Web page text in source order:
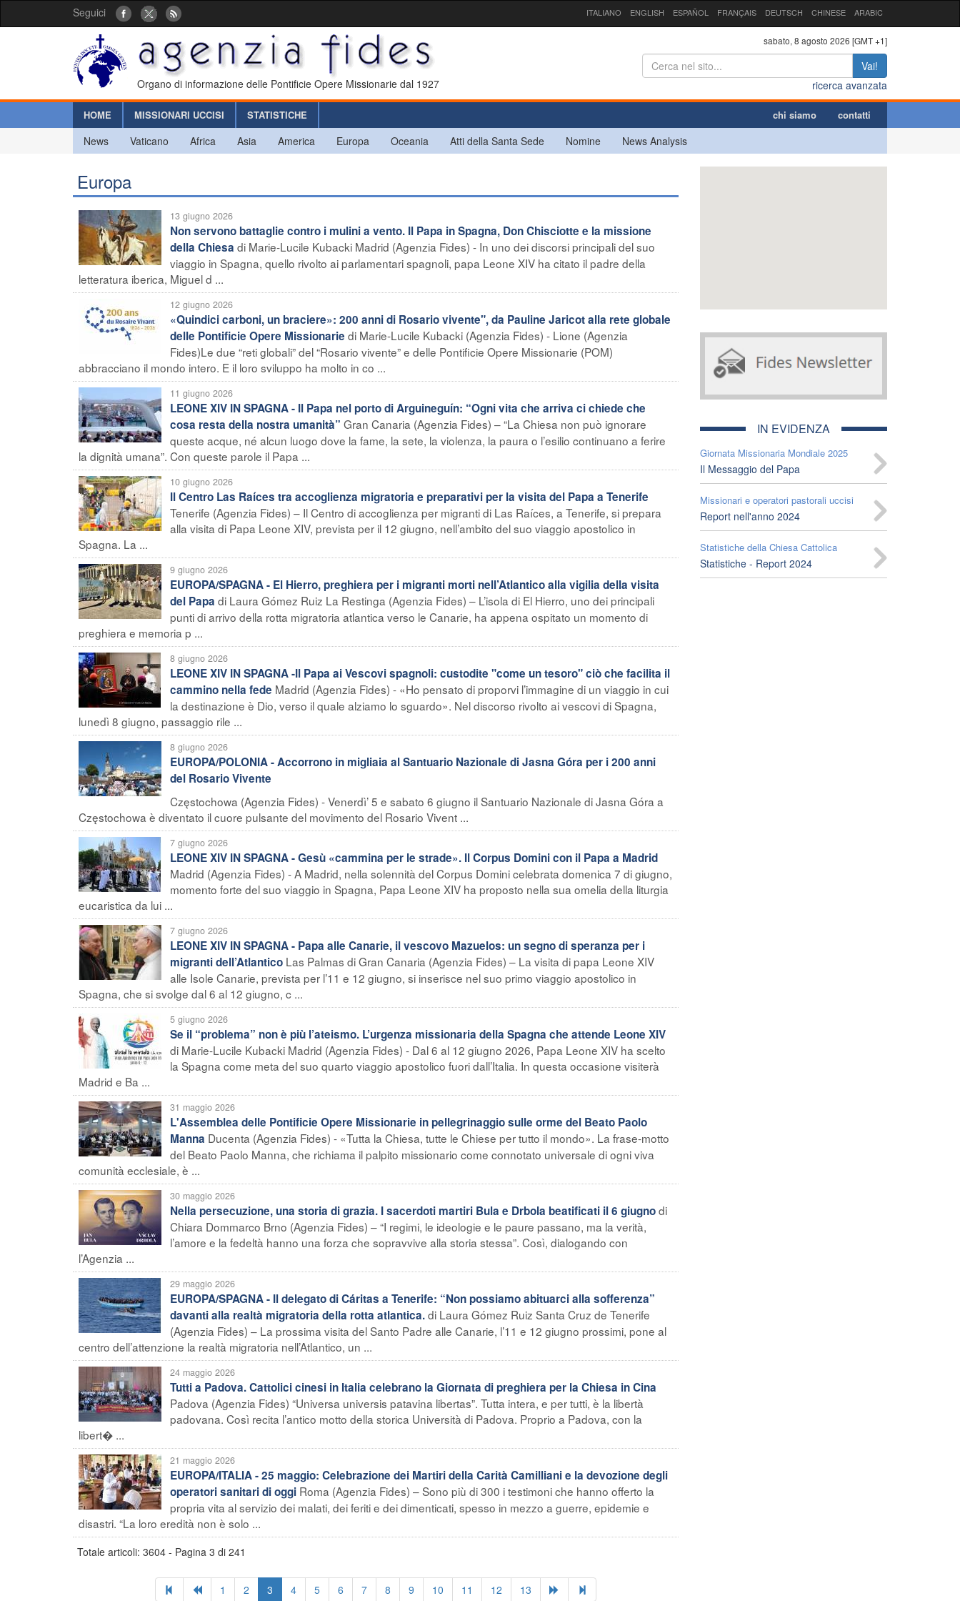
Seguici ITALIANO ENGLISH ESPAÑOL FRANÇAIS DEUTSCH CHINESE ARABIC
Organo di informazione delle Pontificie Opere Missionarie dal 1927
sabato, 8 agosto 2026 [GMT +1]
Vai!
ricerca avanzata
HOME MISSIONARI UCCISI STATISTICHE chi siamo contatti
News Vaticano Africa Asia America Europa Oceania Atti della Santa Sede Nomine News Analysis
Europa
13 giugno 2026
Non servono battaglie contro i mulini a vento. Il Papa in Spagna, Don Chisciotte e la missione
della Chiesa di Marie-Lucile Kubacki Madrid (Agenzia Fides) - In uno dei discorsi principali del suo
viaggio in Spagna, quello rivolto ai parlamentari spagnoli, papa Leone XIV ha citato il padre della
letteratura iberica, Miguel d ...
12 giugno 2026
«Quindici carboni, un braciere»: 200 anni di Rosario vivente", da Pauline Jaricot alla rete globale
delle Pontificie Opere Missionarie di Marie-Lucile Kubacki (Agenzia Fides) - Lione (Agenzia
Fides)Le due “reti globali” del “Rosario vivente” e delle Pontificie Opere Missionarie (POM)
abbracciano il mondo intero. E il loro sviluppo ha molto in co ...
11 giugno 2026
LEONE XIV IN SPAGNA - Il Papa nel porto di Arguineguín: “Ogni vita che arriva ci chiede che
cosa resta della nostra umanità” Gran Canaria (Agenzia Fides) – “La Chiesa non può ignorare
queste acque, né alcun luogo dove la fame, la sete, la violenza, la paura o l’esilio continuano a ferire
la dignità umana”. Con queste parole il Papa ...
10 giugno 2026
Il Centro Las Raíces tra accoglienza migratoria e preparativi per la visita del Papa a Tenerife
Tenerife (Agenzia Fides) – Il Centro di accoglienza per migranti di Las Raíces, a Tenerife, si prepara
alla visita di Papa Leone XIV, prevista per il 12 giugno, nell’ambito del suo viaggio apostolico in
Spagna. La ...
9 giugno 2026
EUROPA/SPAGNA - El Hierro, preghiera per i migranti morti nell’Atlantico alla vigilia della visita
del Papa di Laura Gómez Ruiz La Restinga (Agenzia Fides) – L’isola di El Hierro, uno dei principali
punti di arrivo della rotta migratoria atlantica verso le Canarie, ha appena ospitato un momento di
preghiera e memoria p ...
8 giugno 2026
LEONE XIV IN SPAGNA -Il Papa ai Vescovi spagnoli: custodite "come un tesoro" ciò che facilita il
cammino nella fede Madrid (Agenzia Fides) - «Ho pensato di proporvi l’immagine di un viaggio in cui
la destinazione è Dio, verso il quale alziamo lo sguardo». Nel discorso rivolto ai vescovi di Spagna,
lunedì 8 giugno, passaggio rile ...
8 giugno 2026
EUROPA/POLONIA - Accorrono in migliaia al Santuario Nazionale di Jasna Góra per i 200 anni
del Rosario Vivente
Częstochowa (Agenzia Fides) - Venerdì’ 5 e sabato 6 giugno il Santuario Nazionale di Jasna Góra a
Częstochowa è diventato il cuore pulsante del movimento del Rosario Vivent ...
7 giugno 2026
LEONE XIV IN SPAGNA - Gesù «cammina per le strade». Il Corpus Domini con il Papa a Madrid
Madrid (Agenzia Fides) - A Madrid, nella solennità del Corpus Domini celebrata domenica 7 di giugno,
momento forte del suo viaggio in Spagna, Papa Leone XIV ha proposto nella sua omelia della liturgia
eucaristica da lui ...
7 giugno 2026
LEONE XIV IN SPAGNA - Papa alle Canarie, il vescovo Mazuelos: un segno di speranza per i
migranti dell’Atlantico Las Palmas di Gran Canaria (Agenzia Fides) – La visita di papa Leone XIV
alle Isole Canarie, prevista per l’11 e 12 giugno, si inserisce nel suo primo viaggio apostolico in
Spagna, che si svolge dal 6 al 12 giugno, c ...
5 giugno 2026
Se il “problema” non è più l’ateismo. L’urgenza missionaria della Spagna che attende Leone XIV
di Marie-Lucile Kubacki Madrid (Agenzia Fides) - Dal 6 al 12 giugno 2026, Papa Leone XIV ha scelto
la Spagna come meta del suo quarto viaggio apostolico fuori dall’Italia. In questa occasione visiterà
Madrid e Ba ...
31 maggio 2026
L'Assemblea delle Pontificie Opere Missionarie in pellegrinaggio sulle orme del Beato Paolo
Manna Ducenta (Agenzia Fides) - «Tutta la Chiesa, tutte le Chiese per tutto il mondo». La frase-motto
del Beato Paolo Manna, che richiama il palpito missionario come connotato universale di ogni viva
comunità ecclesiale, è ...
30 maggio 2026
Nella persecuzione, una storia di grazia. I sacerdoti martiri Bula e Drbola beatificati il 6 giugnodi
Chiara Dommarco Brno (Agenzia Fides) – “I regimi, le ideologie e le paure passano, ma la verità,
l’amore e la fedeltà hanno una forza che sopravvive alla storia stessa”. Così, dialogando con
l’Agenzia ...
29 maggio 2026
EUROPA/SPAGNA - Il delegato di Cáritas a Tenerife: “Non possiamo abituarci alla sofferenza”
davanti alla realtà migratoria della rotta atlantica.di Laura Gómez Ruiz Santa Cruz de Tenerife
(Agenzia Fides) – La prossima visita del Santo Padre alle Canarie, l’11 e 12 giugno prossimi, pone al
centro dell’attenzione la realtà migratoria nell’Atlantico, un ...
24 maggio 2026
Tutti a Padova. Cattolici cinesi in Italia celebrano la Giornata di preghiera per la Chiesa in Cina
Padova (Agenzia Fides) “Universa universis patavina libertas”. Tutta intera, e per tutti, è la libertà
padovana. Così recita l’antico motto della storica Università di Padova. Proprio a Padova, con la
libert� ...
21 maggio 2026
EUROPA/ITALIA - 25 maggio: Celebrazione dei Martiri della Carità Camilliani e la devozione degli
operatori sanitari di oggi Roma (Agenzia Fides) – Sono più di 300 i testimoni che hanno offerto la
propria vita al servizio dei malati, dei feriti e dei dimenticati, spesso in mezzo a guerre, epidemie e
disastri. “La loro eredità non è solo ...
Totale articoli: 3604 - Pagina 3 di 241
1 2 3 4 5 6 7 8 9 10 11 12 13
IN EVIDENZA
Giornata Missionaria Mondiale 2025
Il Messaggio del Papa
Missionari e operatori pastorali uccisi
Report nell'anno 2024
Statistiche della Chiesa Cattolica
Statistiche - Report 2024